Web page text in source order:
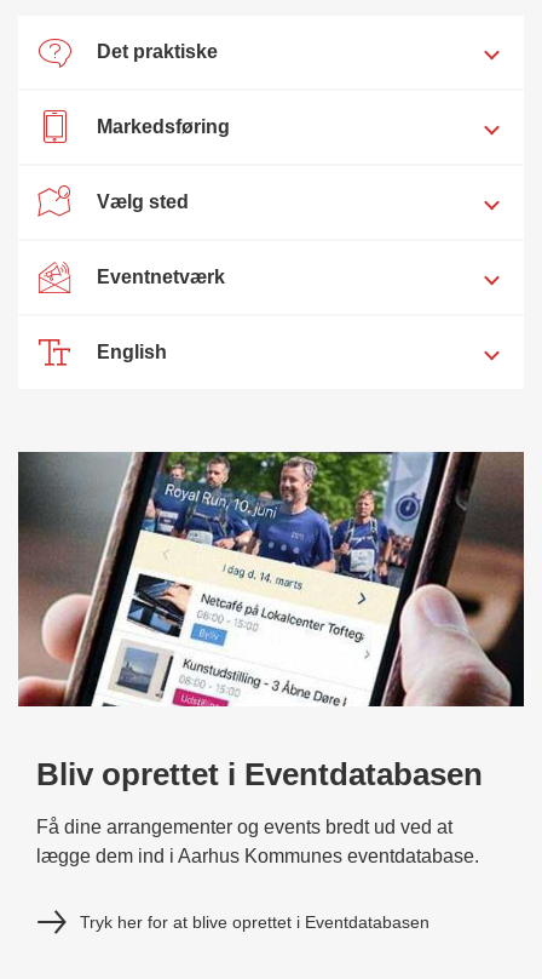
Det praktiske
Markedsføring
Vælg sted
Eventnetværk
English
Bliv oprettet i Eventdatabasen
Få dine arrangementer og events bredt ud ved at
lægge dem ind i Aarhus Kommunes eventdatabase.
Tryk her for at blive oprettet i Eventdatabasen